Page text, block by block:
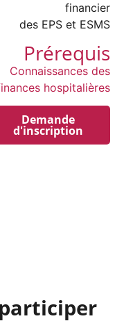
financier
des EPS et ESMS
Prérequis
Connaissances des
hospitalières
Demande
d'inscription